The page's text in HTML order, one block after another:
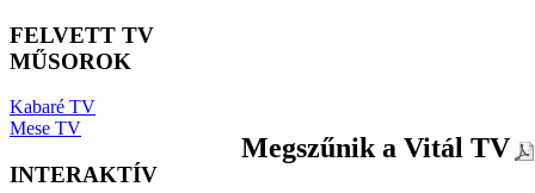
FELVETT TV
MŰSOROK
Kabaré TV
Mese TV
INTERAKTÍV
Megszűnik a Vitál TV